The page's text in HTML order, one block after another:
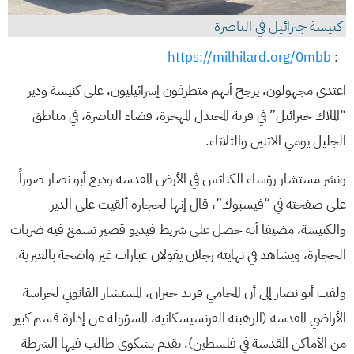
كنيسة جبرائيل في الناصرة
:
https://milhilard.org/0mbb
اعتدى مجهولون، يرجح أنهم متطرفون إسرائيليون، على كنيسة ودير
“الملاك جبرائيل” في قرية المجيدل المهجرة، قضاء الناصرة، في مناطق
الجليل يومي الاثنين والثلاثاء.
ونشر مستشار رؤساء الكنائس في الأرض المقدسة وديع أبو نصار صوراً
على صفحته في “فيسبوك”، قال إنها لحجارة ألقيت على الدير
والكنيسة، مضيفا أنه حصل على شريط فيديو قصير تسمع فيه ضربات
الحجارة، ويشاهد في نهايته رجلان يقولان عبارات غير واضحة بالعبرية.
ولفت أبو نصار إلى أن المحامي فريد جبران، المستشار القانوني لحراسة
الأراضي المقدسة (الرهبنة الفرنسيسكانية، المسؤولة عن إدارة قسم كبير
من الأماكن المقدسة في فلسطين)، تقدم بشكوى طالب فيها الشرطة